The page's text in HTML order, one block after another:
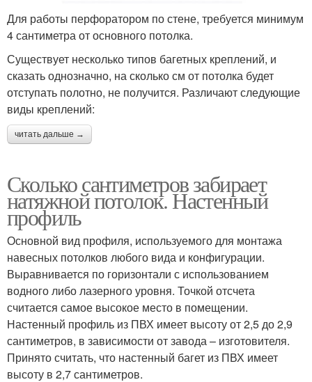
Для работы перфоратором по стене, требуется минимум
4 сантиметра от основного потолка.
Существует несколько типов багетных креплений, и
сказать однозначно, на сколько см от потолка будет
отступать полотно, не получится. Различают следующие
виды креплений:
читать дальше →
Сколько сантиметров забирает
натяжной потолок. Настенный
профиль
Основной вид профиля, используемого для монтажа
навесных потолков любого вида и конфигурации.
Выравнивается по горизонтали с использованием
водного либо лазерного уровня. Точкой отсчета
считается самое высокое место в помещении.
Настенный профиль из ПВХ имеет высоту от 2,5 до 2,9
сантиметров, в зависимости от завода – изготовителя.
Принято считать, что настенный багет из ПВХ имеет
высоту в 2,7 сантиметров.